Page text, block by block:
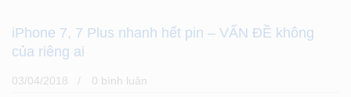
iPhone 7, 7 Plus nhanh hết pin – VẤN ĐỀ không
của riêng ai
03/04/2018 0 bình luân